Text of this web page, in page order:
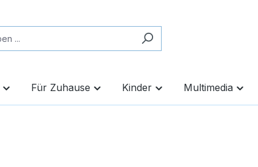
Für Zuhause Kinder Multimedia